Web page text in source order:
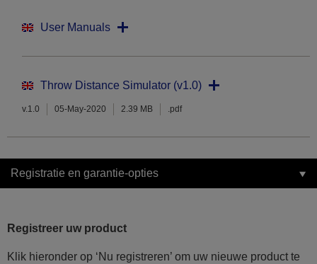
User Manuals
Throw Distance Simulator (v1.0)
v.1.0 05-May-2020 2.39 MB .pdf
Registratie en garantie-opties
Registreer uw product
Klik hieronder op ‘Nu registreren’ om uw nieuwe product te